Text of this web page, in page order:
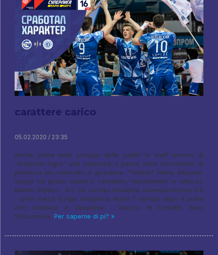
carattere carico
05.02.2020 / 23:35
Anche prima dello scoppio delle ostilit? lo staff tecnico di
"Gazprom-Ugra" una sorpresa: il passo nella formazione di
partenza ieri rilasciato il giocatore "Yenisei" Nikita Aksyutin.
Surgut ha preso subito il comando, rivestimento in attacco
Maxim Shpilev - 6:2. Un curioso incidente avvenuto intorno 9:6
- primi mezzi Surgut anteprima video ? tornato dopo il punto
che colpisce in Aksyutina - blocco di contatto fisso
fotocamera, Per saperne di pi? »